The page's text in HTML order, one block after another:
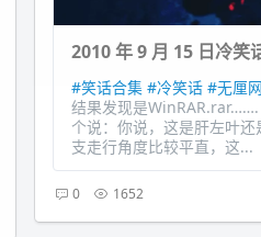
2010 年 9 月 15 日冷笑
#笑话合集 #冷笑话 #无厘
结果发现是WinRAR.rar…….
个说：你说，这是肝左叶
支走行角度比较平直，这...
0 1652